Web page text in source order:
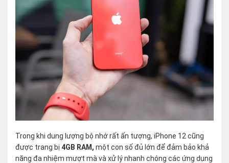
Trong khi dung lượng bộ nhớ rất ấn tượng, iPhone 12 cũng
được trang bị 4GB RAM, một con số đủ lớn để đảm bảo khả
năng đa nhiệm mượt mà và xử lý nhanh chóng các ứng dụng